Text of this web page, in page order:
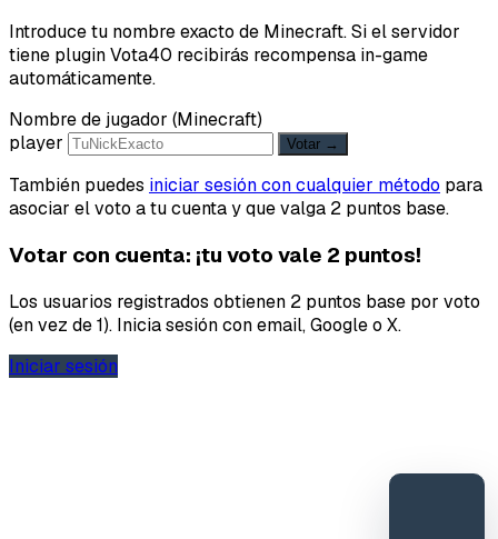
Introduce tu nombre exacto de Minecraft. Si el servidor
tiene plugin Vota40 recibirás recompensa in-game
automáticamente.
Nombre de jugador (Minecraft)
player
Votar →
También puedes iniciar sesión con cualquier método para
asociar el voto a tu cuenta y que valga 2 puntos base.
Votar con cuenta: ¡tu voto vale 2 puntos!
Los usuarios registrados obtienen 2 puntos base por voto
(en vez de 1). Inicia sesión con email, Google o X.
Iniciar sesión